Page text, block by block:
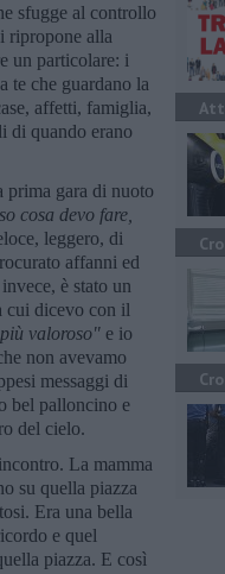
sfugge al controllo
ripropone alla
un particolare: i
te che guardano la
affetti, famiglia,
di quando erano
prima gara di nuoto
cosa devo fare,
leggero, di
affanni ed
è stato un
cui dicevo con il
valoroso" e io
non avevamo
messaggi di
bel palloncino e
del cielo.
La mamma
su quella piazza
Era una bella
e quel
piazza. E così